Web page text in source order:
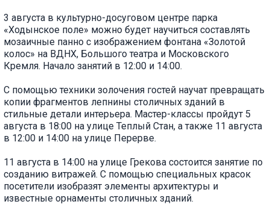
3 августа в культурно-досуговом центре парка
«Ходынское поле» можно будет научиться составлять
мозаичные панно с изображением фонтана «Золотой
колос» на ВДНХ, Большого театра и Московского
Кремля. Начало занятий в 12:00 и 14:00.
С помощью техники золочения гостей научат превращать
копии фрагментов лепнины столичных зданий в
стильные детали интерьера. Мастер-классы пройдут 5
августа в 18:00 на улице Теплый Стан, а также 11 августа
в 12:00 и 14:00 на улице Перерве.
11 августа в 14:00 на улице Грекова состоится занятие по
созданию витражей. С помощью специальных красок
посетители изобразят элементы архитектуры и
известные орнаменты столичных зданий.